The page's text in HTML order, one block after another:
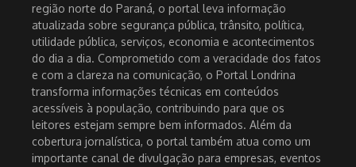
região norte do Paraná, o portal leva informação
atualizada sobre segurança pública, trânsito, política,
utilidade pública, serviços, economia e acontecimentos
do dia a dia. Comprometido com a veracidade dos fatos
e com a clareza na comunicação, o Portal Londrina
transforma informações técnicas em conteúdos
acessíveis à população, contribuindo para que os
leitores estejam sempre bem informados. Além da
cobertura jornalística, o portal também atua como um
importante canal de divulgação para empresas, eventos